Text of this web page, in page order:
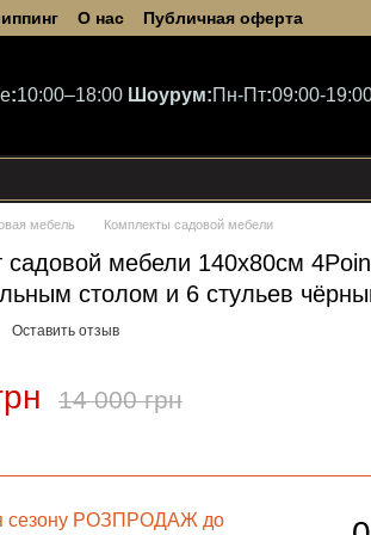
О нас
Публичная оферта
:10:00–18:00 Шоурум:Пн-Пт:09:00-
мебель Комплекты садовой мебели
садовой мебели 140х80см
столом и 6 стульев
Оставить отзыв
14 000 грн
сезону РОЗПРОДАЖ до